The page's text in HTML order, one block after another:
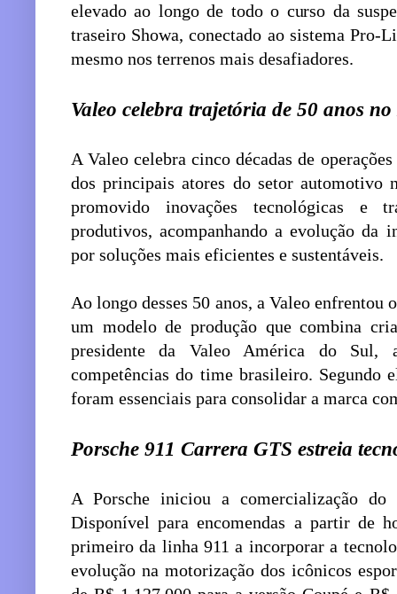
elevado ao longo de todo o curso da
traseiro Showa, conectado ao sistema Pro-
mesmo nos terrenos mais desafiadores.
Valeo celebra trajetória de 50 anos
A Valeo celebra cinco décadas de
dos principais atores do setor automotivo
promovido inovações tecnológicas e
produtivos, acompanhando a evolução da
por soluções mais eficientes e sustentáveis.
Ao longo desses 50 anos, a Valeo enfrentou
um modelo de produção que combina
presidente da Valeo América do Sul,
competências do time brasileiro.
foram essenciais para consolidar a marca
Porsche 911 Carrera GTS estreia
A Porsche iniciou a comercialização
Disponível para encomendas a partir de
primeiro da linha 911 a incorporar a
evolução na motorização dos icônicos